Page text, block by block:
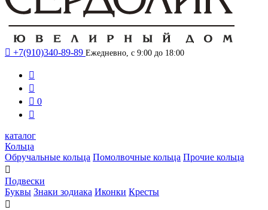
 +7(910)340-89-89 Ежедневно, с 9:00 до 18:00


 0

каталог
Кольца
Обручальные кольца Помолвочные кольца Прочие кольца

Подвески
Буквы Знаки зодиака Иконки Кресты
